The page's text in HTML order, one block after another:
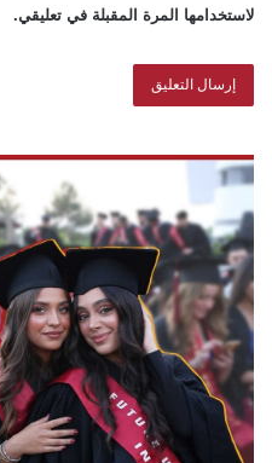
لاستخدامها المرة المقبلة في تعليقي.